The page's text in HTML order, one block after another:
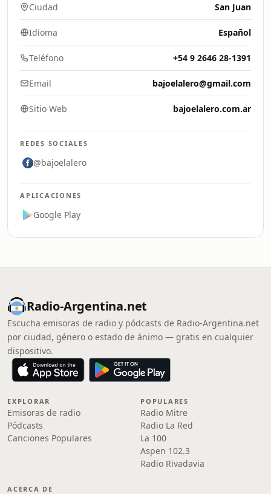
Ciudad San Juan
Idioma Español
Teléfono +54 9 2646 28-1391
Email bajoelalero@gmail.com
Sitio Web bajoelalero.com.ar
REDES SOCIALES
@bajoelalero
APLICACIONES
Google Play
Radio-Argentina.net
Escucha emisoras de radio y pódcasts de Radio-Argentina.net
por ciudad, género o estado de ánimo — gratis en cualquier
dispositivo.
EXPLORAR
Emisoras de radio
Pódcasts
Canciones Populares
POPULARES
Radio Mitre
Radio La Red
La 100
Aspen 102.3
Radio Rivadavia
ACERCA DE